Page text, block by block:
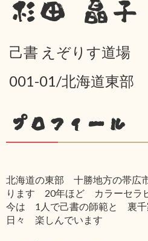
杉田 晶子
己書 えぞりす道場
001-01/北海道東部
プロフィール
北海道の東部 十勝地方の帯広
ります 20年ほど カラーセラ
今は 1人で己書の師範と 裏千
日々 楽しんでいます